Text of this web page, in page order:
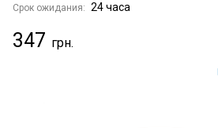
Срок ожидания: 24 часа
347